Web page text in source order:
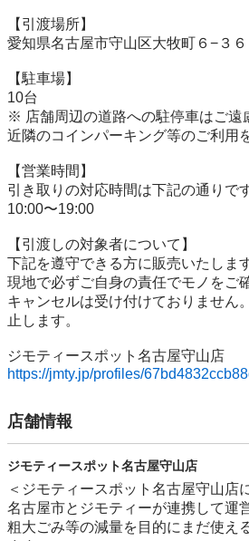
【引渡場所】
愛知県名古屋市守山区大牧町６−３６
【駐⾞場】
10台
※ 店舗周辺の道路への駐停車はご遠
近隣のコインパーキング等のご利用
【営業時間】
引き取りの対応時間は下記の通りで
10:00〜19:00
【引渡しの対象者について】
下記を遵守できる⽅に販売いたします
現地で必ずご⾃⾝の責任でモノをご
キャンセルは受け付けておりません
⽌します。
https://jmty.jp/profiles/
店舗情報
ジモティースポット名古屋守山店
＜ジモティースポット名古屋守山店
名古屋市とジモティーが連携して運
粗⼤ごみ等の減量を⽬的にまだ使え